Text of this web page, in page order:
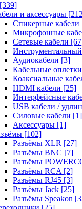
[339]
и аксессуары
Спикерные кабели
Микрофонные
Сетевые кабели
Инструментальный
Аудиокабели [3]
Кабельные оплетки
Коаксиальные
HDMI кабели [25]
Интерфейсные
USB кабели /
Силовые кабели [1]
Аксессуары [1]
[102]
Разъёмы XLR [27]
Разъёмы BNC [7]
Разъёмы
Разъёмы RCA [2]
Разъёмы RJ45 [3]
Разъёмы Jack [25]
Разъёмы Speakon